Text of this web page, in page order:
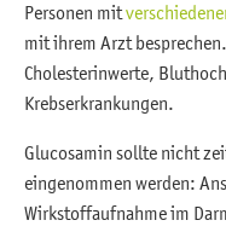
Personen mit
mit ihrem Arzt
Cholesterinwerte,
Krebserkrankungen.
Glucosamin sollte nicht
eingenommen werden:
Wirkstoffaufnahme im